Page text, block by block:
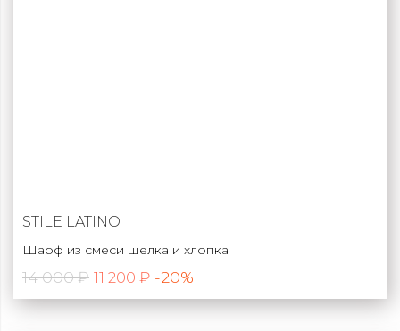
STILE LATINO
Шарф из смеси шелка и хлопка
14 000 ₽ 11 200 ₽ -20%